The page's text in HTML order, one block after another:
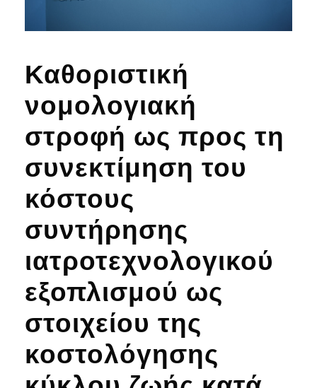
Καθοριστική
νομολογιακή
στροφή ως προς τη
συνεκτίμηση του
κόστους
συντήρησης
ιατροτεχνολογικού
εξοπλισμού ως
στοιχείου της
κοστολόγησης